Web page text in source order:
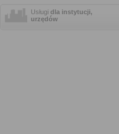
Usługi dla instytucji,
urzędów